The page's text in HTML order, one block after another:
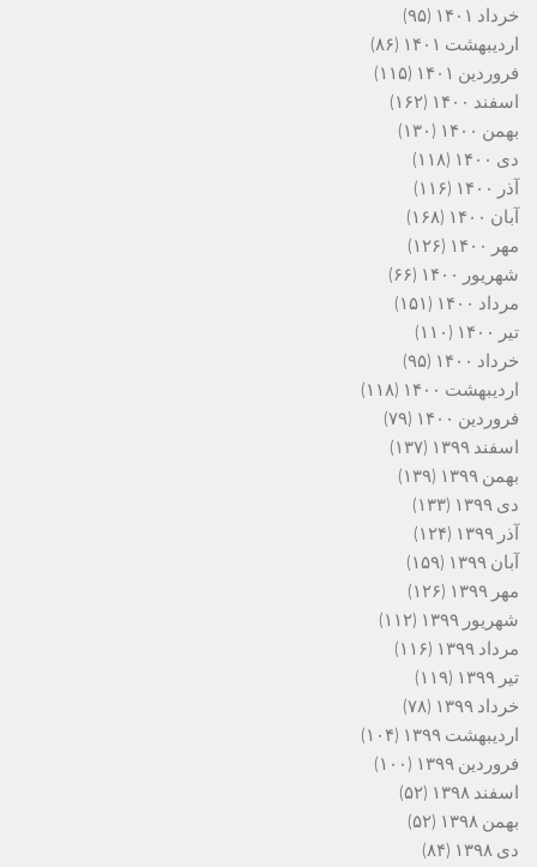
خرداد ۱۴۰۱
(۹۵)
اردیبهشت ۱۴۰۱
(۸۶)
فروردین ۱۴۰۱
(۱۱۵)
اسفند ۱۴۰۰
(۱۶۲)
بهمن ۱۴۰۰
(۱۳۰)
دی ۱۴۰۰
(۱۱۸)
آذر ۱۴۰۰
(۱۱۶)
آبان ۱۴۰۰
(۱۶۸)
مهر ۱۴۰۰
(۱۲۶)
شهریور ۱۴۰۰
(۶۶)
مرداد ۱۴۰۰
(۱۵۱)
تیر ۱۴۰۰
(۱۱۰)
خرداد ۱۴۰۰
(۹۵)
اردیبهشت ۱۴۰۰
(۱۱۸)
فروردین ۱۴۰۰
(۷۹)
اسفند ۱۳۹۹
(۱۳۷)
بهمن ۱۳۹۹
(۱۳۹)
دی ۱۳۹۹
(۱۳۳)
آذر ۱۳۹۹
(۱۲۴)
آبان ۱۳۹۹
(۱۵۹)
مهر ۱۳۹۹
(۱۲۶)
شهریور ۱۳۹۹
(۱۱۲)
مرداد ۱۳۹۹
(۱۱۶)
تیر ۱۳۹۹
(۱۱۹)
خرداد ۱۳۹۹
(۷۸)
اردیبهشت ۱۳۹۹
(۱۰۴)
فروردین ۱۳۹۹
(۱۰۰)
اسفند ۱۳۹۸
(۵۲)
بهمن ۱۳۹۸
(۵۲)
دی ۱۳۹۸
(۸۴)